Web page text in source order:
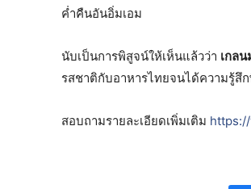
ค่ำคืนอันอิ่มเอม
นับเป็นการพิสูจน์ให้เห็นแล้วว่า เกล
รสชาติกับอาหารไทยจนได้ความรู้สึ
สอบถามรายละเอียดเพิ่มเติม